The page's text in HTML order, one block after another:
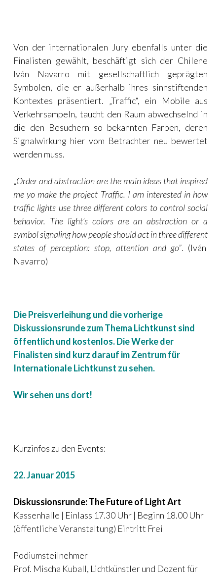
Von der internationalen Jury ebenfalls unter die
Finalisten gewählt, beschäftigt sich der Chilene
Iván Navarro mit gesellschaftlich geprägten
Symbolen, die er außerhalb ihres sinnstiftenden
Kontextes präsentiert. „Traffic“, ein Mobile aus
Verkehrsampeln, taucht den Raum abwechselnd in
die den Besuchern so bekannten Farben, deren
Signalwirkung hier vom Betrachter neu bewertet
werden muss.
„Order and abstraction are the main ideas that inspired
me yo make the project Traffic. I am interested in how
traffic lights use three different colors to control social
behavior. The light’s colors are an abstraction or a
symbol signaling how people should act in three different
states of perception: stop, attention and go”. (Iván
Navarro)
Die Preisverleihung und die vorherige
Diskussionsrunde zum Thema Lichtkunst sind
öffentlich und kostenlos. Die Werke der
Finalisten sind kurz darauf im Zentrum für
Internationale Lichtkunst zu sehen.
Wir sehen uns dort!
Kurzinfos zu den Events:
22. Januar 2015
Diskussionsrunde: The Future of Light Art
Kassenhalle | Einlass 17.30 Uhr | Beginn 18.00 Uhr
(öffentliche Veranstaltung) Eintritt Frei
Podiumsteilnehmer
Prof. Mischa Kuball, Lichtkünstler und Dozent für